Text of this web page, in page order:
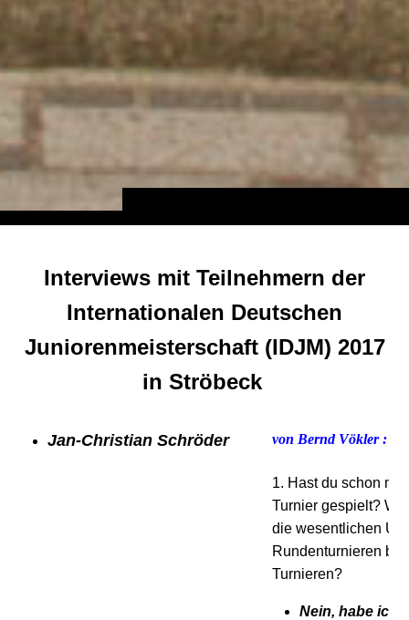
Interviews mit Teilnehmern der
Internationalen Deutschen
Juniorenmeisterschaft (IDJM) 2017
in Ströbeck
Jan-Christian Schröder von Bernd Vökler :
1. Hast du schon
Turnier gespielt?
die wesentlichen
Rundenturnieren
Turnieren?
Nein, habe ich